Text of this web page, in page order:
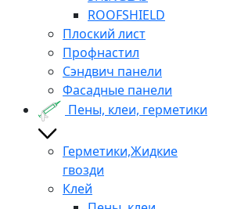
ROOFSHIELD
Плоский лист
Профнастил
Сэндвич панели
Фасадные панели
Пены, клеи, герметики
Герметики,Жидкие
гвозди
Клей